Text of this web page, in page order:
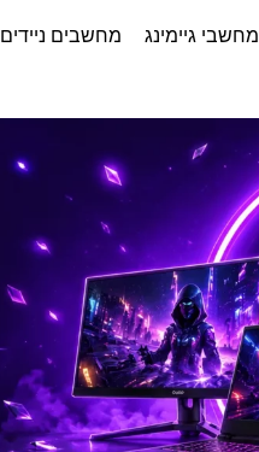
מחשבי גיימינג מחשבים ניידים